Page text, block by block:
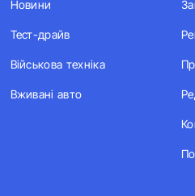
Новини
Тест-драйв
Військова техніка
Вживані авто